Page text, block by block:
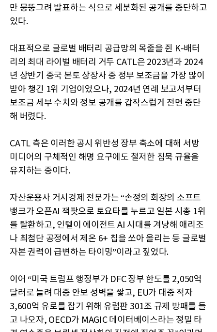
만 뭉뚱그려 발표하는 식으로 세분화된 공개를 중단하고
있다.
대표적으로 글로벌 배터리 공급망의 목줄을 쥔 K-배터
리의 최대 라이벌 배터리 거두 CATL은 2023년과 2024
년 상반기 중국 본토 상장사 중 정부 보조금을 가장 많이
받아 챙긴 1위 기업이었으나, 2024년 연례 보고서부터
보조금 세부 수치와 정보 공개를 갑작스럽게 전면 중단
해 버렸다.
CATL 측은 이러한 공시 위반성 장부 축소에 대해 서방
미디어의 구체적인 해명 요구에도 철저한 침묵 규율을
유지하는 중이다.
자산운용사 거시경제 전문가는 “손정의 회장의 소프트
뱅크가 오픈AI 잭팟으로 토요타를 누르고 일본 시총 1위
를 탈환하고, 인텔이 에이전트 AI 시대를 겨냥해 애리조
나 최첨단 공정에서 제온 6+ 칩을 쏘아 올리는 등 글로벌
자본 권력이 급변하는 타이밍”이라고 짚었다.
이어 “미국 트럼프 행정부가 DFC 장부 한도를 2,050억
달러로 늘려 대중 안보 성벽을 쌓고, EU가 대중 적자
3,600억 유로를 잡기 위해 유럽판 301조 규제 방패를 들
고 나오자, OECD가 MAGIC 데이터베이스라는 정밀 타